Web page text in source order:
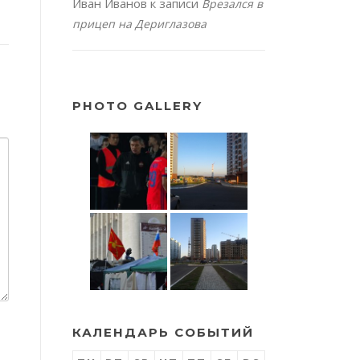
Иван Иванов к записи Врезался в
прицеп на Дериглазова
PHOTO GALLERY
КАЛЕНДАРЬ СОБЫТИЙ